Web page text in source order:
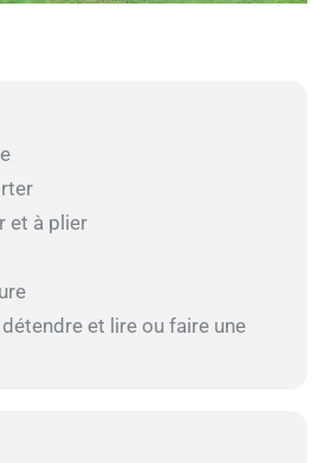
et à plier
et lire ou faire une